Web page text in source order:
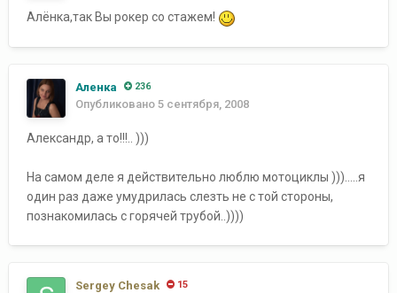
Алёнка,так Вы рокер со стажем!
Аленка 236
Опубликовано 5 сентября, 2008
Александр, а то!!!.. )))
На самом деле я действительно люблю мотоциклы ))).....я
один раз даже умудрилась слезть не с той стороны,
познакомилась с горячей трубой..))))
Sergey Chesak 15